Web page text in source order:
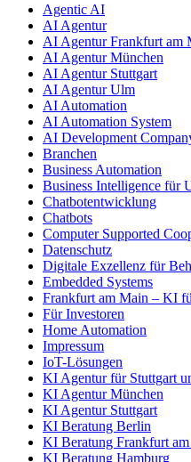
Agentic AI
AI Agentur
AI Agentur Frankfurt am
AI Agentur München
AI Agentur Stuttgart
AI Agentur Ulm
AI Automation
AI Automation System
AI Development
Branchen
Business Automation
Business Intelligence für
Chatbotentwicklung
Chatbots
Computer Supported
Datenschutz
Digitale Exzellenz für
Embedded Systems
Frankfurt am Main – KI
Für Investoren
Home Automation
Impressum
IoT-Lösungen
KI Agentur für Stuttgart
KI Agentur München
KI Agentur Stuttgart
KI Beratung Berlin
KI Beratung Frankfurt
KI Beratung Hamburg